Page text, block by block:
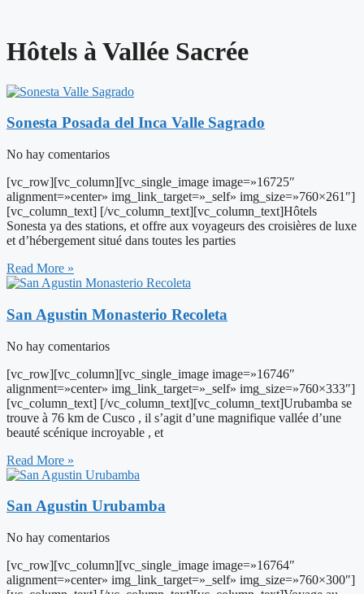
Hôtels à Vallée Sacrée
Sonesta Posada del Inca Valle Sagrado
No hay comentarios
[vc_row][vc_column][vc_single_image image=»16725″
alignment=»center» img_link_target=»_self» img_size=»760×261″]
[vc_column_text] [/vc_column_text][vc_column_text]Hôtels
Sonesta ya des stations, et offre aux voyageurs des croisières de luxe
et d’hébergement situé dans toutes les parties
Read More »
San Agustin Monasterio Recoleta
No hay comentarios
[vc_row][vc_column][vc_single_image image=»16746″
alignment=»center» img_link_target=»_self» img_size=»760×333″]
[vc_column_text] [/vc_column_text][vc_column_text]Urubamba se
trouve à 76 km de Cusco , il s’agit d’une magnifique vallée d’une
beauté scénique incroyable , et
Read More »
San Agustin Urubamba
No hay comentarios
[vc_row][vc_column][vc_single_image image=»16764″
alignment=»center» img_link_target=»_self» img_size=»760×300″]